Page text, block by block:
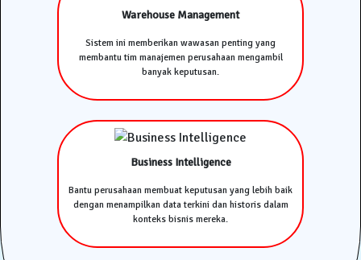
Warehouse Management
Sistem ini memberikan wawasan penting yang
membantu tim manajemen perusahaan mengambil
banyak keputusan.
Business Intelligence
Bantu perusahaan membuat keputusan yang lebih baik
dengan menampilkan data terkini dan historis dalam
konteks bisnis mereka.